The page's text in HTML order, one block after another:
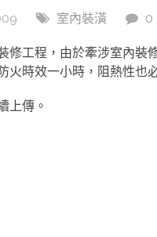
室內裝潢 0
修工程，由於牽涉室內裝
火時效一小時，阻熱性也
上傳。